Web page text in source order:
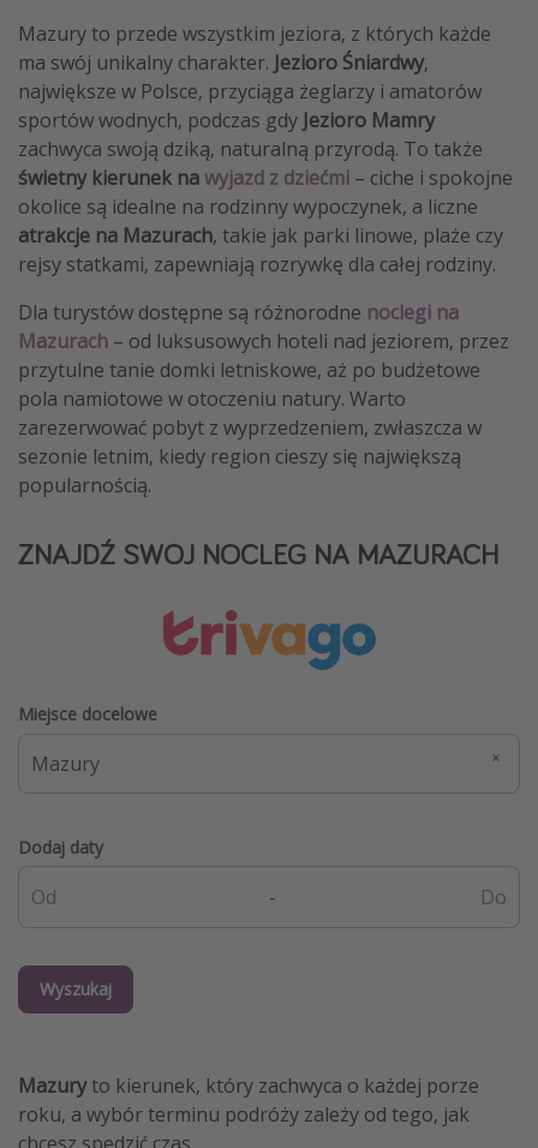
Mazury to przede wszystkim jeziora, z których każde
ma swój unikalny charakter. Jezioro Śniardwy,
największe w Polsce, przyciąga żeglarzy i amatorów
sportów wodnych, podczas gdy Jezioro Mamry
zachwyca swoją dziką, naturalną przyrodą. To także
świetny kierunek nawyjazd z dziećmi – ciche i spokojne
okolice są idealne na rodzinny wypoczynek, a liczne
atrakcje na Mazurach, takie jak parki linowe, plaże czy
rejsy statkami, zapewniają rozrywkę dla całej rodziny.
Dla turystów dostępne są różnorodne noclegi na
Mazurach – od luksusowych hoteli nad jeziorem, przez
przytulne tanie domki letniskowe, aż po budżetowe
pola namiotowe w otoczeniu natury. Warto
zarezerwować pobyt z wyprzedzeniem, zwłaszcza w
sezonie letnim, kiedy region cieszy się największą
popularnością.
ZNAJDŹ SWÓJ NOCLEG NA MAZURACH
Miejsce docelowe
Dodaj daty
-
Wyszukaj
Mazuryto kierunek, który zachwyca o każdej porze
roku, a wybór terminu podróży zależy od tego, jak
chcesz spędzić czas.